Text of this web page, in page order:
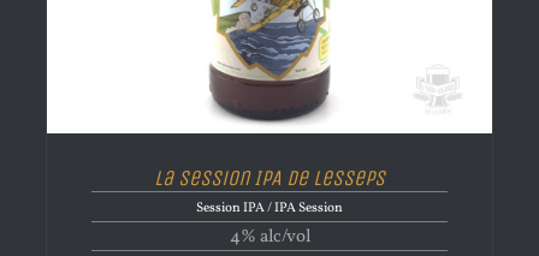
La Session IPA de Lesseps
Session IPA / IPA Session
4% alc/vol